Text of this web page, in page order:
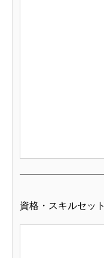
資格・スキルセット